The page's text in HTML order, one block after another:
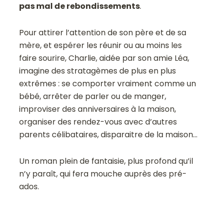
pas mal de rebondissements.
Pour attirer l’attention de son père et de sa
mère, et espérer les réunir ou au moins les
faire sourire, Charlie, aidée par son amie Léa,
imagine des stratagèmes de plus en plus
extrêmes : se comporter vraiment comme un
bébé, arrêter de parler ou de manger,
improviser des anniversaires à la maison,
organiser des rendez-vous avec d’autres
parents célibataires, disparaitre de la maison…
Un roman plein de fantaisie, plus profond qu’il
n’y paraît, qui fera mouche auprès des pré-
ados.